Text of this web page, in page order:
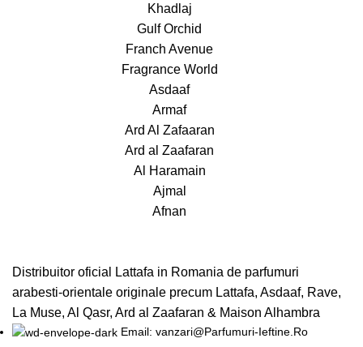
Khadlaj
Gulf Orchid
Franch Avenue
Fragrance World
Asdaaf
Armaf
Ard Al Zafaaran
Ard al Zaafaran
Al Haramain
Ajmal
Afnan
Distribuitor oficial Lattafa in Romania de parfumuri
arabesti-orientale originale precum Lattafa, Asdaaf, Rave,
La Muse, Al Qasr, Ard al Zaafaran & Maison Alhambra
Email: vanzari@Parfumuri-Ieftine.Ro